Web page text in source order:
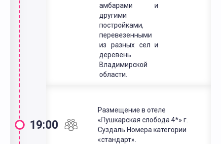
амбарами и
другими
постройками,
перевезенными
из разных сел и
деревень
Владимирской
области.
19:00
Размещение в отеле
«Пушкарская слобода 4*» г.
Суздаль Номера категории
«стандарт».